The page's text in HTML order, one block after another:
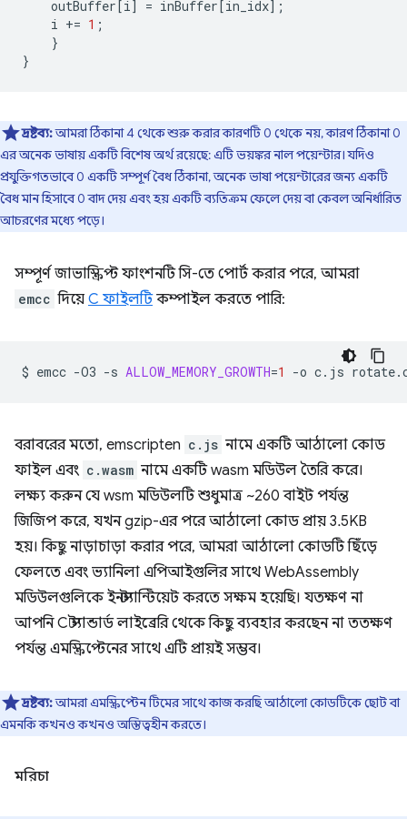
outBuffer [i] = inBuffer [in_idx];
i += 1 ;
}
}
দ্রষ্টব্য:আমরা ঠিকানা 4 থেকে শুরু করার কারণটি 0 থেকে নয়, কারণ ঠিকানা 0
এর অনেক ভাষায় একটি বিশেষ অর্থ রয়েছে: এটি ভয়ঙ্কর নাল পয়েন্টার। যদিও
প্রযুক্তিগতভাবে 0 একটি সম্পূর্ণ বৈধ ঠিকানা, অনেক ভাষা পয়েন্টারের জন্য একটি
বৈধ মান হিসাবে 0 বাদ দেয় এবং হয় একটি ব্যতিক্রম ফেলে দেয় বা কেবল অনির্ধারিত
আচরণের মধ্যে পড়ে।
সম্পূর্ণ জাভাস্ক্রিপ্ট ফাংশনটি সি-তে পোর্ট করার পরে, আমরা
emcc দিয়ে C ফাইলটিকম্পাইল করতে পারি:
$ emcc -O3 -s ALLOW_MEMORY_GROWTH=1 -o c.js
বরাবরের মতো, emscripten c.js নামে একটি আঠালো কোড
ফাইল এবং c.wasm নামে একটি wasm মডিউল তৈরি করে।
লক্ষ্য করুন যে wsm মডিউলটি শুধুমাত্র ~260 বাইট পর্যন্ত
জিজিপ করে, যখন gzip-এর পরে আঠালো কোড প্রায় 3.5KB
হয়। কিছু নাড়াচাড়া করার পরে, আমরা আঠালো কোডটি ছিঁড়ে
ফেলতে এবং ভ্যানিলা এপিআইগুলির সাথে WebAssembly
মডিউলগুলিকে ইনস্ট্যান্টিয়েট করতে সক্ষম হয়েছি। যতক্ষণ না
আপনি C স্ট্যান্ডার্ড লাইব্রেরি থেকে কিছু ব্যবহার করছেন না ততক্ষণ
পর্যন্ত এমস্ক্রিপ্টেনের সাথে এটি প্রায়ই সম্ভব।
দ্রষ্টব্য:আমরা এমস্ক্রিপ্টেন টিমের সাথে কাজ করছি আঠালো কোডটিকে ছোট বা
এমনকি কখনও কখনও অস্তিত্বহীন করতে।
মরিচা